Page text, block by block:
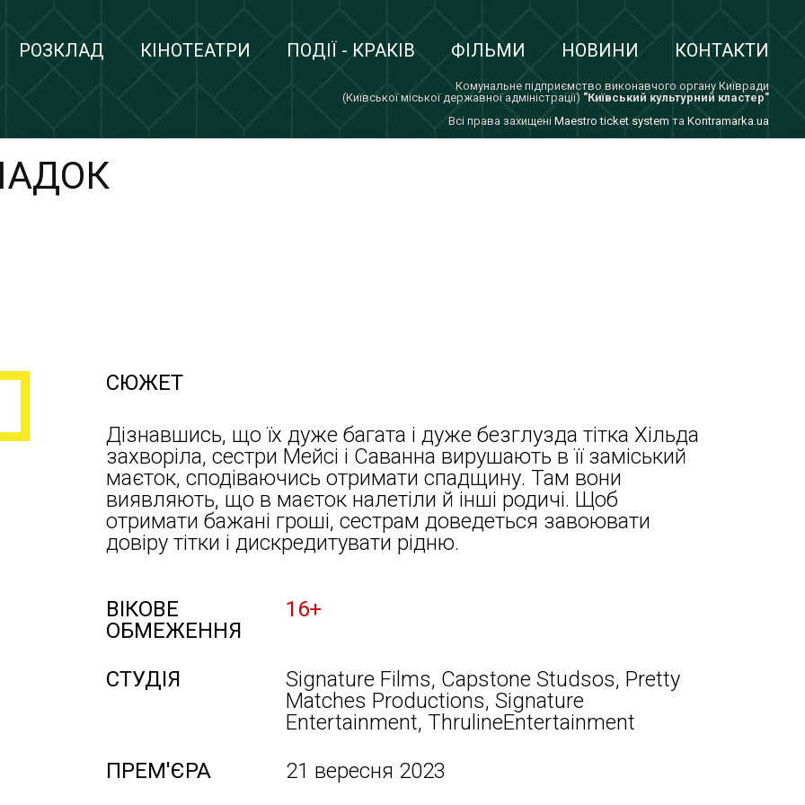
РОЗКЛАД КІНОТЕАТРИ ПОДІЇ - КРАКІВ ФІЛЬМИ НОВИНИ КОНТАКТИ
Комунальне підприємство виконавчого органу Київради
(Київської міської державної адміністрації) "Київський культурний кластер"
Всi права захищенi Maestro ticket system та Kontramarka.ua
СЮЖЕТ
Дізнавшись, що їх дуже багата і дуже безглузда тітка Хільда
захворіла, сестри Мейсі і Саванна вирушають в її заміський
маєток, сподіваючись отримати спадщину. Там вони
виявляють, що в маєток налетіли й інші родичі. Щоб
отримати бажані гроші, сестрам доведеться завоювати
довіру тітки і дискредитувати рідню.
ВІКОВЕ
ОБМЕЖЕННЯ
16+
СТУДІЯ
Signature Films, Capstone Studsos, Pretty
Matches Productions, Signature
Entertainment, ThrulineEntertainment
ПРЕМ'ЄРА
21 вересня 2023